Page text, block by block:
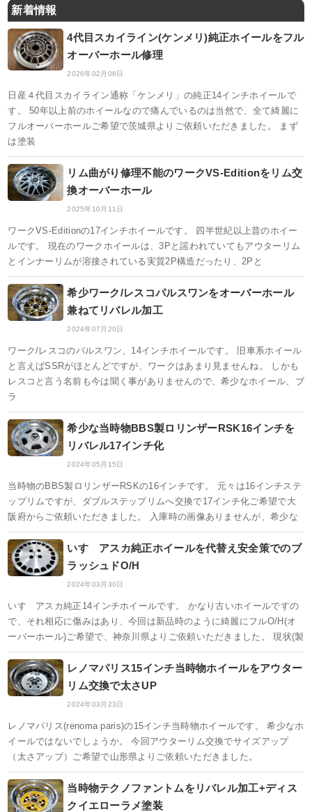
新着情報
4代目スカイライン(ケンメリ)純正ホイールをフル
オーバーホール修理
2026年02月06日
日産４代目スカイライン通称「ケンメリ」の純正14インチホイールで
す。 50年以上前のホイールなので痛んでいるのは当然で、全て綺麗に
フルオーバーホールご希望で茨城県よりご依頼いただきました。 まず
は塗装
リム曲がり修理不能のワークVS-Editionをリム交
換オーバーホール
2025年10月11日
ワークVS-Editionの17インチホイールです。 四半世紀以上昔のホイー
ルです。 現在のワークホイールは、3Pと謡われていてもアウターリム
とインナーリムが溶接されている実質2P構造だったり、2Pと
希少ワーク/レスコパルスワンをオーバーホール
兼ねてリバレル加工
2024年07月20日
ワーク/レスコのパルスワン、14インチホイールです。 旧車系ホイール
と言えばSSRがほとんどですが、ワークはあまり見ませんね。 しかも
レスコと言う名前も今は聞く事がありませんので、希少なホイール、ブ
ラ
希少な当時物BBS製ロリンザーRSK16インチを
リバレル17インチ化
2024年05月15日
当時物のBBS製ロリンザーRSKの16インチです。 元々は16インチステ
ップリムですが、ダブルステップリムへ交換で17インチ化ご希望で大
阪府からご依頼いただきました。 入庫時の画像ありませんが、希少な
いすゞアスカ純正ホイールを代替え安全策でのブ
ラッシュドO/H
2024年03月30日
いすゞアスカ純正14インチホイールです。 かなり古いホイールですの
で、それ相応に傷みはあり、今回は新品時のように綺麗にフルO/H(オ
ーバーホール)ご希望で、神奈川県よりご依頼いただきました。 現状(製
レノマパリス15インチ当時物ホイールをアウター
リム交換で太さUP
2024年03月23日
レノマパリス(renoma paris)の15インチ当時物ホイールです。 希少なホ
イールではないでしょうか。 今回アウターリム交換でサイズアップ
（太さアップ）ご希望で山形県よりご依頼いただきました。
当時物テクノファントムをリバレル加工+ディス
クイエローラメ塗装